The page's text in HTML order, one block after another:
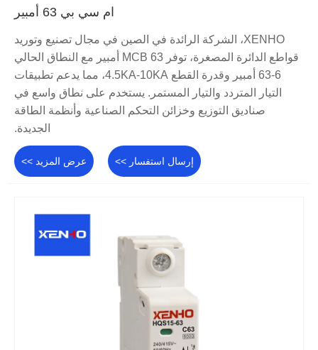
ام سي بي 63 أمبير
XENHO، الشركة الرائدة في الصين في مجال تصنيع وتوريد
قواطع الدائرة المصغرة، توفر MCB 63 أمبير مع النطاق الحالي
6-63 أمبير وقدرة القطع 4.5KA-10KA، مما يدعم تطبيقات
التيار المتردد والتيار المستمر. يستخدم على نطاق واسع في
صناديق التوزيع وخزائن التحكم الصناعية وأنظمة الطاقة
الجديدة.
عرض المزيد >> إرسال استفسار >>